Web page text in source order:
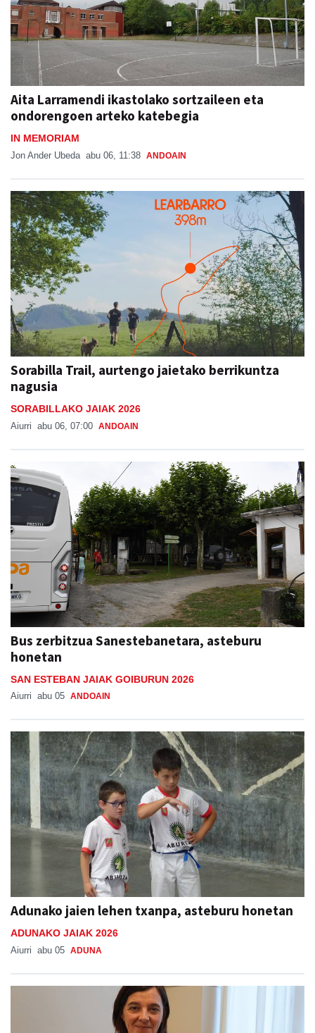
Aita Larramendi ikastolako sortzaileen eta
ondorengoen arteko katebegia
IN MEMORIAM
Jon Ander Ubeda abu 06, 11:38 ANDOAIN
Sorabilla Trail, aurtengo jaietako berrikuntza
nagusia
SORABILLAKO JAIAK 2026
Aiurri abu 06, 07:00 ANDOAIN
Bus zerbitzua Sanestebanetara, asteburu
honetan
SAN ESTEBAN JAIAK GOIBURUN 2026
Aiurri abu 05 ANDOAIN
Adunako jaien lehen txanpa, asteburu honetan
ADUNAKO JAIAK 2026
Aiurri abu 05 ADUNA